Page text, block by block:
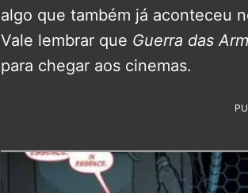
algo que também já aconteceu
Vale lembrar que Guerra das
para chegar aos cinemas.